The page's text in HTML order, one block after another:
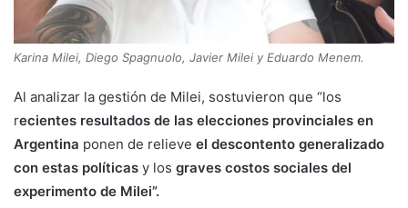
Karina Milei, Diego Spagnuolo, Javier Milei y Eduardo Menem.
Al analizar la gestión de Milei, sostuvieron que “los
recientes resultados de las elecciones provinciales en
Argentina ponen de relieve el descontento generalizado
con estas políticas y los graves costos sociales del
experimento de Milei”.